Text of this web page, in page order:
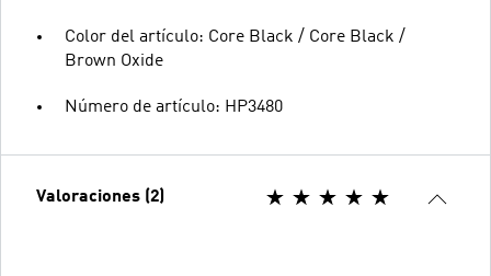
Color del artículo: Core Black / Core Black /
Brown Oxide
Número de artículo: HP3480
Valoraciones (2)